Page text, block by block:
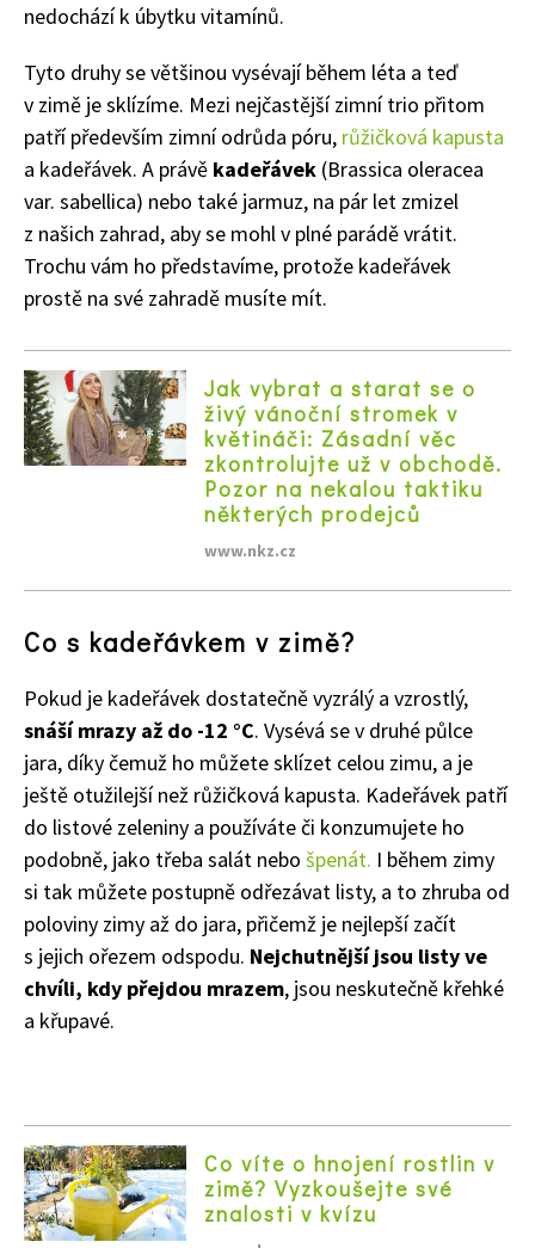
nedochází k úbytku vitamínů.
Tyto druhy se většinou vysévají během léta a teď
v zimě je sklízíme. Mezi nejčastější zimní trio přitom
patří především zimní odrůda póru, růžičková kapusta
a kadeřávek. A právě kadeřávek (Brassica oleracea
var. sabellica) nebo také jarmuz, na pár let zmizel
z našich zahrad, aby se mohl v plné parádě vrátit.
Trochu vám ho představíme, protože kadeřávek
prostě na své zahradě musíte mít.
Jak vybrat a starat se o
živý vánoční stromek v
květináči: Zásadní věc
zkontrolujte už v obchodě.
Pozor na nekalou taktiku
některých prodejců
www.nkz.cz
Co s kadeřávkem v zimě?
Pokud je kadeřávek dostatečně vyzrálý a vzrostlý,
snáší mrazy až do -12 °C. Vysévá se v druhé půlce
jara, díky čemuž ho můžete sklízet celou zimu, a je
ještě otužilejší než růžičková kapusta. Kadeřávek patří
do listové zeleniny a používáte či konzumujete ho
podobně, jako třeba salát nebo špenát. I během zimy
si tak můžete postupně odřezávat listy, a to zhruba od
poloviny zimy až do jara, přičemž je nejlepší začít
s jejich ořezem odspodu. Nejchutnější jsou listy ve
chvíli, kdy přejdou mrazem, jsou neskutečně křehké
a křupavé.
Co víte o hnojení rostlin v
zimě? Vyzkoušejte své
znalosti v kvízu